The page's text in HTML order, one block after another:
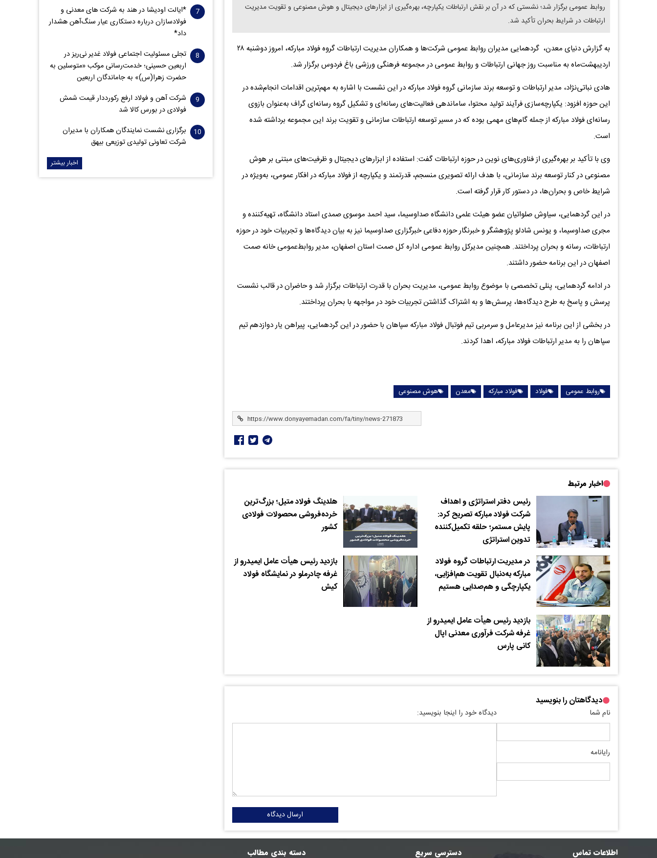
روابط عمومی برگزار شد؛ نشستی که در آن بر نقش ارتباطات یکپارچه، بهره‌گیری از ابزارهای دیجیتال و هوش مصنوعی و تقویت مدیریت
ارتباطات در شرایط بحران تأکید شد.
به گزارش دنیای معدن، گردهمایی مدیران روابط عمومی شرکت‌ها و همکاران مدیریت ارتباطات گروه فولاد مبارکه، امروز دوشنبه ۲۸
اردیبهشت‌ماه به مناسبت روز جهانی ارتباطات و روابط عمومی در مجموعه فرهنگی ورزشی باغ فردوس برگزار شد.
هادی نباتی‌نژاد، مدیر ارتباطات و توسعه برند سازمانی گروه فولاد مبارکه در این نشست با اشاره به مهم‌ترین اقدامات انجام‌شده در
این حوزه افزود: یکپارچه‌سازی فرآیند تولید محتوا، ساماندهی فعالیت‌های رسانه‌ای و تشکیل گروه رسانه‌ای گراف به‌عنوان بازوی
رسانه‌ای فولاد مبارکه از جمله گام‌های مهمی بوده که در مسیر توسعه ارتباطات سازمانی و تقویت برند این مجموعه برداشته شده
است.
وی با تأکید بر بهره‌گیری از فناوری‌های نوین در حوزه ارتباطات گفت: استفاده از ابزارهای دیجیتال و ظرفیت‌های مبتنی بر هوش
مصنوعی در کنار توسعه برند سازمانی، با هدف ارائه تصویری منسجم، قدرتمند و یکپارچه از فولاد مبارکه در افکار عمومی، به‌ویژه در
شرایط خاص و بحران‌ها، در دستور کار قرار گرفته است.
در این گردهمایی، سیاوش صلواتیان عضو هیئت علمی دانشگاه صداوسیما، سید احمد موسوی صمدی استاد دانشگاه، تهیه‌کننده و
مجری صداوسیما، و یونس شادلو پژوهشگر و خبرنگار حوزه دفاعی خبرگزاری صداوسیما نیز به بیان دیدگاه‌ها و تجربیات خود در حوزه
ارتباطات، رسانه و بحران پرداختند. همچنین مدیرکل روابط عمومی اداره کل صمت استان اصفهان، مدیر روابط‌عمومی خانه صمت
اصفهان در این برنامه حضور داشتند.
در ادامه گردهمایی، پنلی تخصصی با موضوع روابط عمومی، مدیریت بحران با قدرت‌ ارتباطات برگزار شد و حاضران در قالب نشست
پرسش و پاسخ به طرح دیدگاه‌ها، پرسش‌ها و به اشتراک گذاشتن تجربیات خود در مواجهه با بحران پرداختند.
در بخشی از این برنامه نیز مدیرعامل و سرمربی تیم فوتبال فولاد مبارکه سپاهان با حضور در این گردهمایی، پیراهن یار دوازدهم تیم
سپاهان را به مدیر ارتباطات فولاد مبارکه، اهدا کردند.
روابط عمومی فولاد فولاد مبارکه معدن هوش مصنوعی
اخبار مرتبط
رئیس دفتر استراتژی و اهداف
شرکت فولاد مبارکه تصریح کرد:
پایش مستمر؛ حلقه تکمیل‌کننده
تدوین استراتژی
هلدینگ فولاد متیل؛ بزرگ‌ترین
خرده‌فروشی محصولات فولادی
کشور
در مدیریت ارتباطات گروه فولاد
مبارکه به‌دنبال تقویت هم‌افزایی،
یکپارچگی و هم‌صدایی هستیم
بازدید رئیس هیأت عامل ایمیدرو از
غرفه چادرملو در نمایشگاه فولاد
کیش
بازدید رئیس هیأت عامل ایمیدرو از
غرفه شرکت فرآوری معدنی اپال
کانی پارس
دیدگاهتان را بنویسید
نام شما
رایانامه
دیدگاه خود را اینجا بنویسید:
ارسال دیدگاه
*ایالت اودیشا در هند به شرکت های معدنی و
فولادسازان درباره دستکاری عیار سنگ‌آهن هشدار
داد*
تجلی مسئولیت اجتماعی فولاد غدیر نی‌ریز در
اربعین حسینی؛ خدمت‌رسانی موکب «متوسلین به
حضرت زهرا(س)» به جاماندگان اربعین
شرکت آهن و فولاد ارفع رکورددار قیمت شمش
فولادی در بورس کالا شد
برگزاری نشست نمایندگان همکاران با مدیران
شرکت تعاونی تولیدی توزیعی بیهق
اخبار بیشتر
اطلاعات تماس دسترسی سریع دسته بندی مطالب